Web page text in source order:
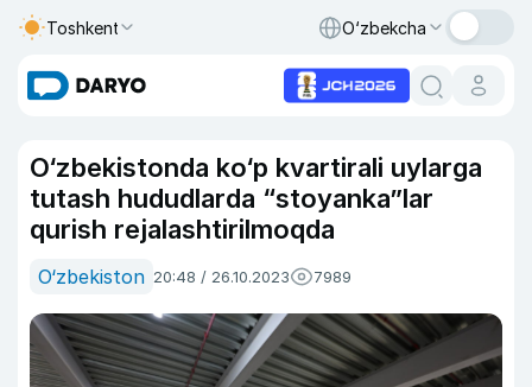
Toshkent O‘zbekcha
O‘zbekistonda ko‘p kvartirali uylarga
tutash hududlarda “stoyanka”lar
qurish rejalashtirilmoqda
O‘zbekiston 20:48 / 26.10.2023 7989